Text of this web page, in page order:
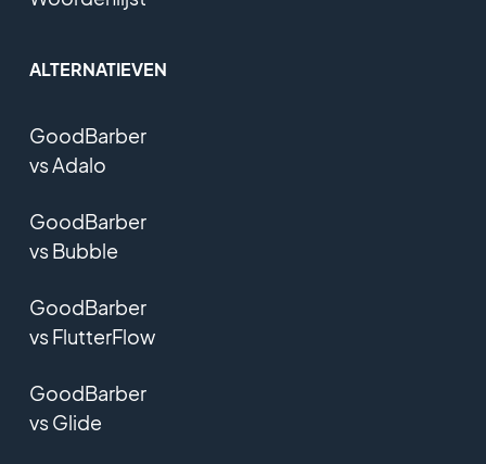
ALTERNATIEVEN
GoodBarber
vs Adalo
GoodBarber
vs Bubble
GoodBarber
vs FlutterFlow
GoodBarber
vs Glide